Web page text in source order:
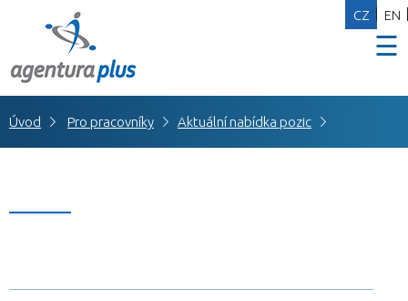
☰
CZ EN
Úvod Pro pracovníky Aktuální nabídka pozic